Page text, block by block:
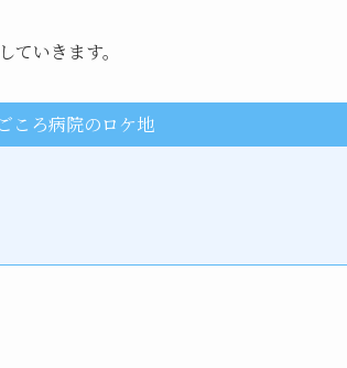
いきます。
ころ病院のロケ地